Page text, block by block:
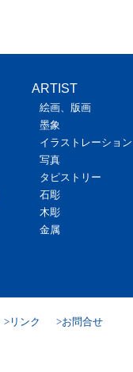
ARTIST
絵画、版画
墨象
イラストレーション
写真
タピストリー
石彫
木彫
金属
リンク お問合せ